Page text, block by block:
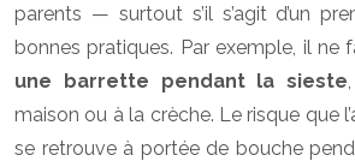
parents — surtout s’il s’agit d’un
bonnes pratiques. Par exemple, il ne
une barrette pendant la sieste
maison ou à la crèche. Le risque que
se retrouve à portée de bouche